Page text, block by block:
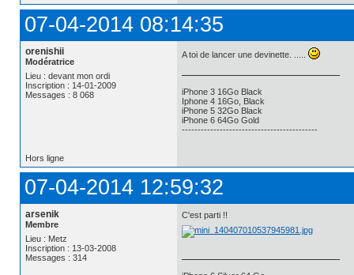
07-04-2014 08:14:35
orenishii
Modératrice
Lieu : devant mon ordi
Inscription : 14-01-2009
Messages : 8 068
A toi de lancer une devinette. .....
iPhone 3 16Go Black
Iphone 4 16Go, Black
iPhone 5 32Go Black
iPhone 6 64Go Gold
-------------------------------------------
Hors ligne
07-04-2014 12:59:32
arsenik
Membre
Lieu : Metz
Inscription : 13-03-2008
Messages : 314
C'est parti !!